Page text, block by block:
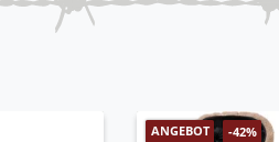
ANGEBOT -42%